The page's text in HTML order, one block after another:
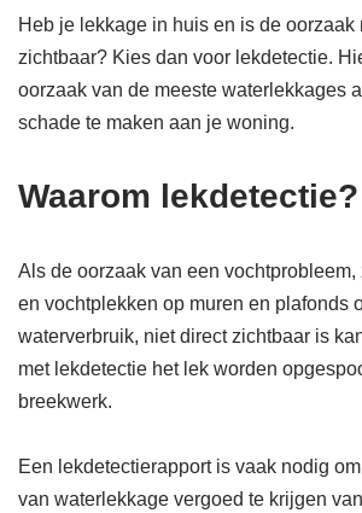
Heb je lekkage in huis en is de oorzaak
zichtbaar? Kies dan voor lekdetectie.
oorzaak van de meeste waterlekkages
schade te maken aan je woning.
Waarom lekdetectie?
Als de oorzaak van een
en vochtplekken op muren en plafonds
waterverbruik, niet direct zichtbaar is
met lekdetectie het lek worden
breekwerk.
Een lekdetectierapport is vaak nodig
van waterlekkage vergoed te krijgen